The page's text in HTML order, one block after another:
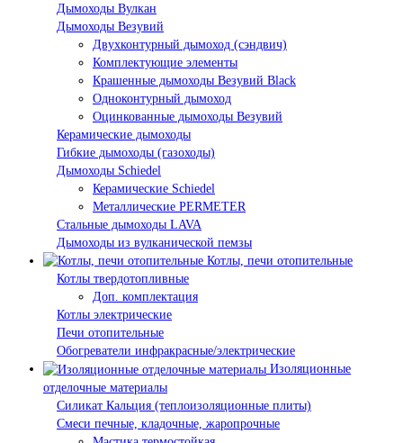
Дымоходы Вулкан
Дымоходы Везувий
Двухконтурный дымоход (сэндвич)
Комплектующие элементы
Крашенные дымоходы Везувий Black
Одноконтурный дымоход
Оцинкованные дымоходы Везувий
Керамические дымоходы
Гибкие дымоходы (газоходы)
Дымоходы Schiedel
Керамические Schiedel
Металлические PERMETER
Стальные дымоходы LAVA
Дымоходы из вулканической пемзы
Котлы, печи отопительные
Котлы твердотопливные
Доп. комплектация
Котлы электрические
Печи отопительные
Обогреватели инфракрасные/электрические
Изоляционные
отделочные материалы
Силикат Кальция (теплоизоляционные плиты)
Смеси печные, кладочные, жаропрочные